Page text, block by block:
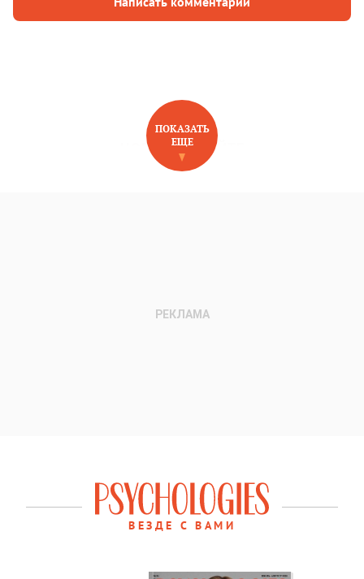
НОВОЕ НА САЙТЕ
ПОКАЗАТЬ
ЕЩЕ
ВЕЗДЕ С ВАМИ